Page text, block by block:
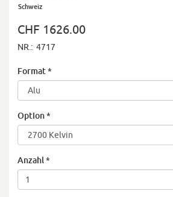
Schweiz
CHF 1626.00
NR.: 4717
Format*
Option*
Anzahl *